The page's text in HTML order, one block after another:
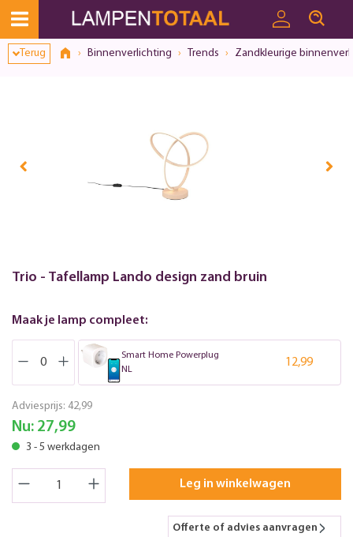
Terug Binnenverlichting Trends Zandkleurige
Trio - Tafellamp Lando design zand bruin
Maak je lamp compleet:
Smart Home Powerplug
NL
12,99
Adviesprijs: 42,99
Nu: 27,99
3 - 5 werkdagen
Leg in winkelwagen
Offerte of advies aanvragen